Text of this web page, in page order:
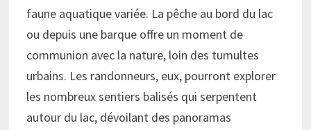
faune aquatique variée. La pêche au bord du lac
ou depuis une barque offre un moment de
communion avec la nature, loin des tumultes
urbains. Les randonneurs, eux, pourront explorer
les nombreux sentiers balisés qui serpentent
autour du lac, dévoilant des panoramas